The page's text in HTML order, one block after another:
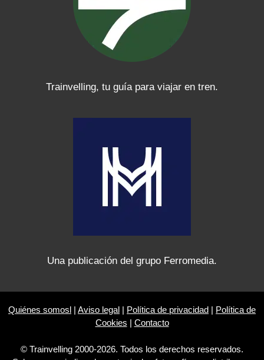
Trainvelling, tu guía para viajar en tren.
Una publicación del grupo Ferromedia.
Quiénes somosl | Aviso legal | Política de privacidad | Política de
Cookies | Contacto
© Trainvelling 2000-2026. Todos los derechos reservados.